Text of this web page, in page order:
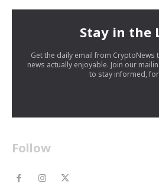
Stay in the
Get the daily email from CryptoNews
news actually enjoyable. Join our
to stay informed,
Follow